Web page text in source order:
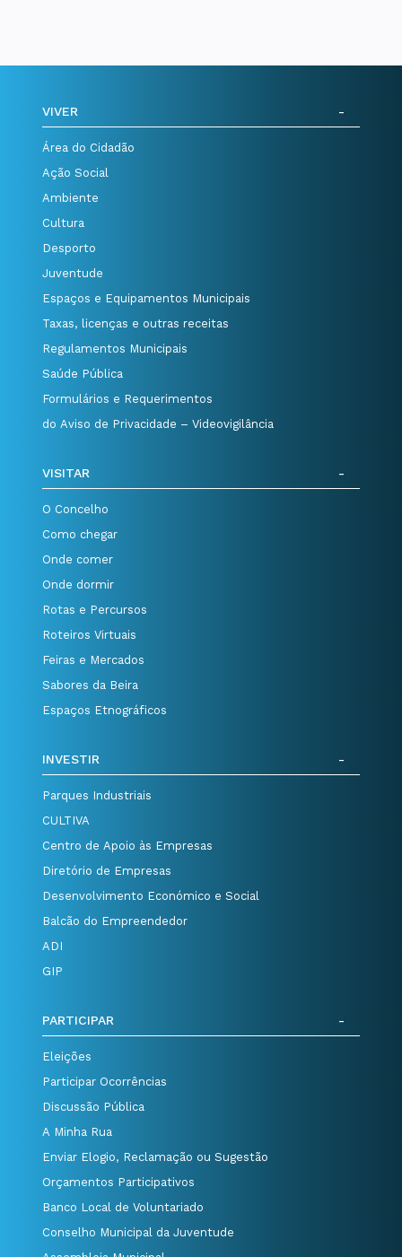
VIVER
Área do Cidadão
Ação Social
Ambiente
Cultura
Desporto
Juventude
Espaços e Equipamentos Municipais
Taxas, licenças e outras receitas
Regulamentos Municipais
Saúde Pública
Formulários e Requerimentos
do Aviso de Privacidade – Videovigilância
VISITAR
O Concelho
Como chegar
Onde comer
Onde dormir
Rotas e Percursos
Roteiros Virtuais
Feiras e Mercados
Sabores da Beira
Espaços Etnográficos
INVESTIR
Parques Industriais
CULTIVA
Centro de Apoio às Empresas
Diretório de Empresas
Desenvolvimento Económico e Social
Balcão do Empreendedor
ADI
GIP
PARTICIPAR
Eleições
Participar Ocorrências
Discussão Pública
A Minha Rua
Enviar Elogio, Reclamação ou Sugestão
Orçamentos Participativos
Banco Local de Voluntariado
Conselho Municipal da Juventude